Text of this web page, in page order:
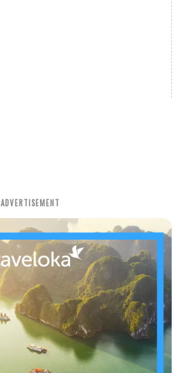
ADVERTISEMENT